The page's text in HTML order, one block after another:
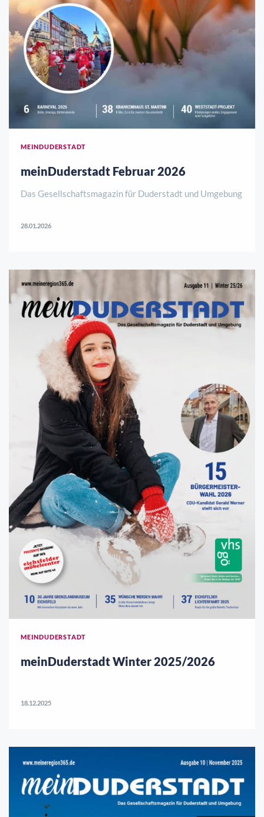
MEINDUDERSTADT
meinDuderstadt Februar 2026
Das Gesellschaftsmagazin für Duderstadt und Umgebung
28.01.2026
MEINDUDERSTADT
meinDuderstadt Winter 2025/2026
18.12.2025